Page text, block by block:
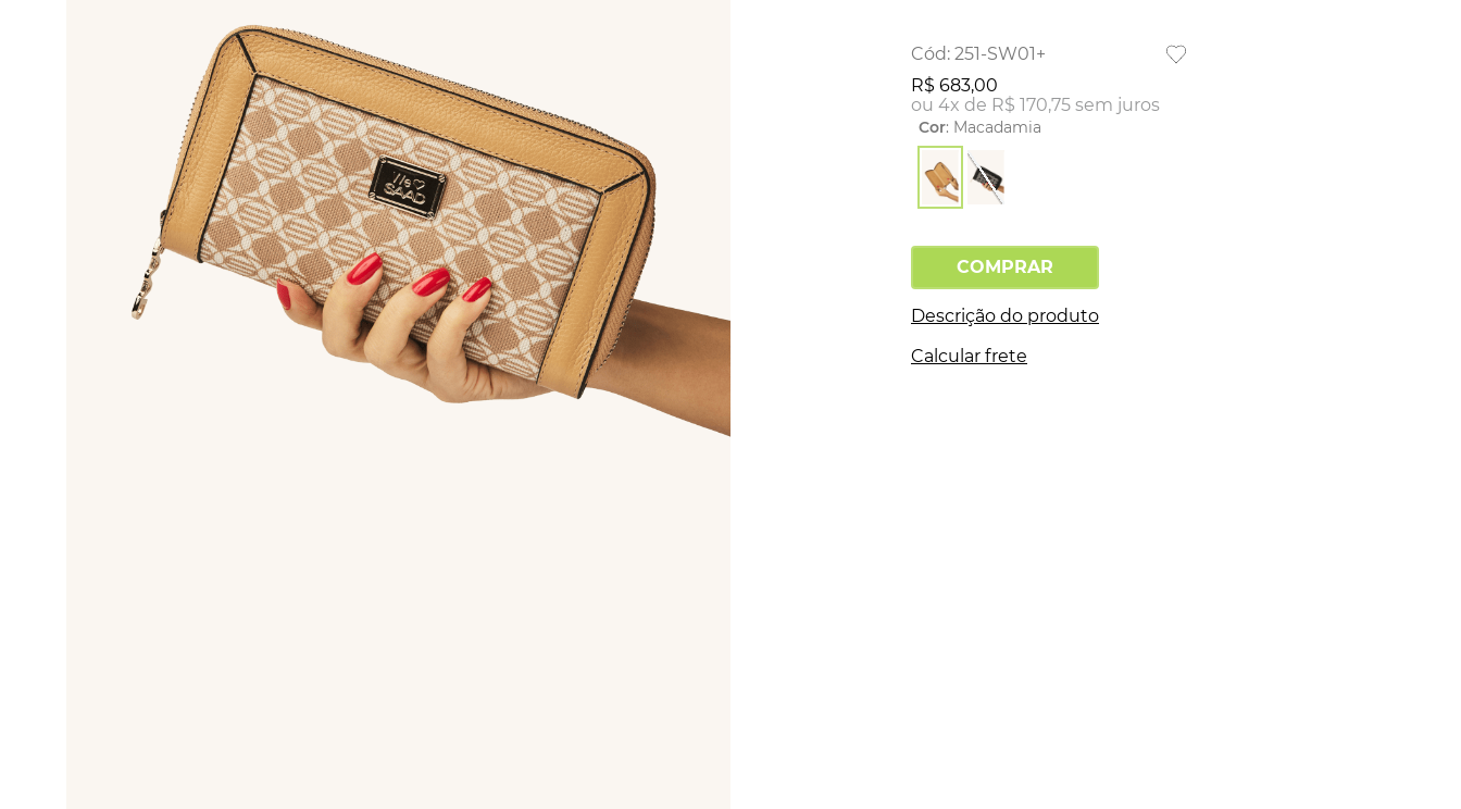
: 251-SW01+
R$ 683,00
ou 4x de R$ 170,75 sem juros
Cor: Macadamia
COMPRAR
Descrição do produto
Calcular frete